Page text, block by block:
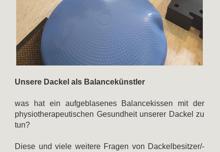
Unsere Dackel als Balancekünstler
was hat ein aufgeblasenes Balancekissen mit der
physiotherapeutischen Gesundheit unserer Dackel zu
tun?
Diese und viele weitere Fragen von Dackelbesitzer/-